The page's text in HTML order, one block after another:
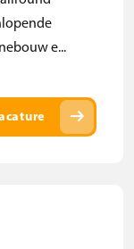
e...
arrow_right_alt